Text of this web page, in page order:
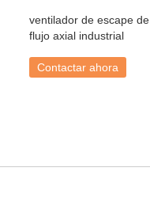
ventilador de escape de
flujo axial industrial
Contactar ahora